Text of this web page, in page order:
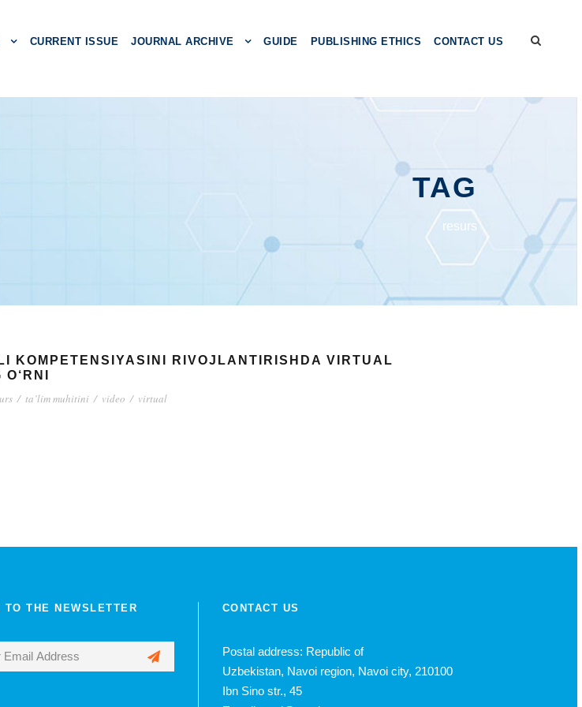
CURRENT ISSUE JOURNAL ARCHIVE GUIDE PUBLISHING ETHICS CONTACT US
TAG
resurs
KOMPETENSIYASINI RIVOJLANTIRISHDA VIRTUAL
/ ta’lim muhitini / video / virtual
TO THE NEWSLETTER CONTACT US
Postal address: Republic of
Uzbekistan, Navoi region, Navoi city, 210100
Ibn Sino str., 45